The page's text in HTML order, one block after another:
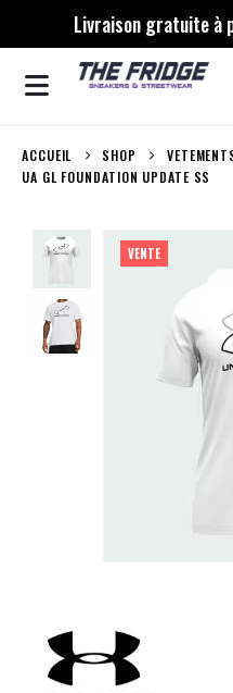
Livraison gratuite à
ACCUEIL SHOP
UA GL FOUNDATION UPDATE SS
VENTE